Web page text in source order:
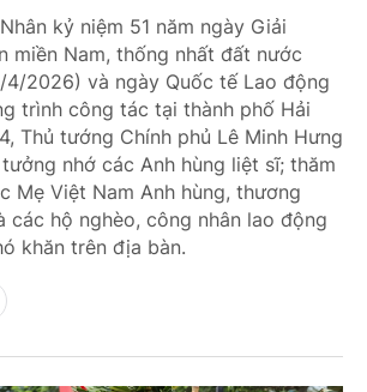
kỷ niệm 51 năm ngày Giải
miền Nam, thống nhất đất nước
2026) và ngày Quốc tế Lao động
trình công tác tại thành phố Hải
Thủ tướng Chính phủ Lê Minh Hưng
nhớ các Anh hùng liệt sĩ; thăm
Mẹ Việt Nam Anh hùng, thương
các hộ nghèo, công nhân lao động
khăn trên địa bàn.